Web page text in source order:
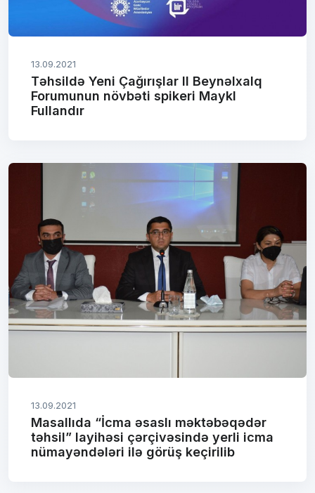
13.09.2021
Təhsildə Yeni Çağırışlar II Beynəlxalq
Forumunun növbəti spikeri Maykl
Fullandır
13.09.2021
Masallıda “İcma əsaslı məktəbəqədər
təhsil” layihəsi çərçivəsində yerli icma
nümayəndələri ilə görüş keçirilib